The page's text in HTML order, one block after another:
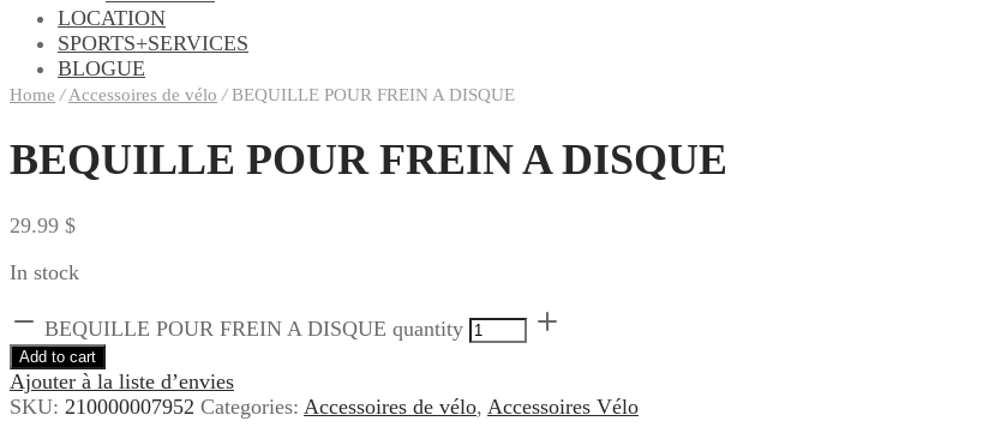
LOCATION
SPORTS+SERVICES
BLOGUE
Home / Accessoires de vélo /BEQUILLE POUR FREIN A DISQUE
BEQUILLE POUR FREIN A DISQUE
29.99 $
In stock
BEQUILLE POUR FREIN A DISQUE quantity
Add to cart
Ajouter à la liste d’envies
SKU: 210000007952 Categories: Accessoires de vélo, Accessoires Vélo